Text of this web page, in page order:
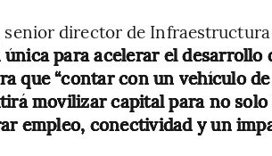
senior director de
para acelerar el
que “contar con un vehículo
movilizar capital para no
empleo, conectividad y un